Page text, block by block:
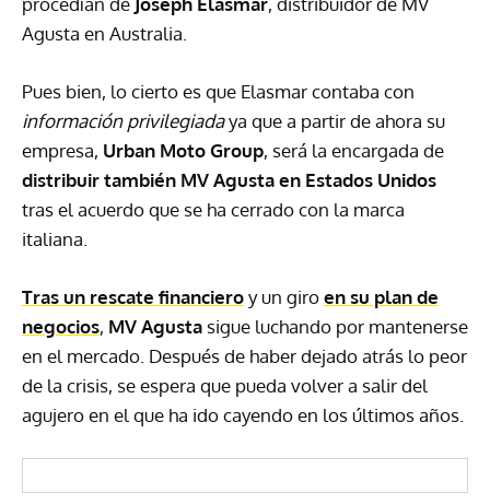
Agusta en Australia.
Pues bien, lo cierto es que Elasmar contaba con
información privilegiadaya que a partir de ahora su
empresa, Urban Moto Group, será la encargada de
distribuir también MV Agusta en Estados Unidos
tras el acuerdo que se ha cerrado con la marca
italiana.
Tras un rescate financieroy un giroen su plan de
negocios, MV Agusta sigue luchando por mantenerse
en el mercado. Después de haber dejado atrás lo peor
de la crisis, se espera que pueda volver a salir del
agujero en el que ha ido cayendo en los últimos años.